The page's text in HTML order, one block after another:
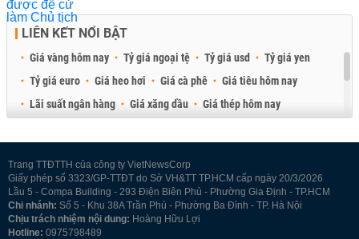
LIÊN KẾT NỔI BẬT
Giá vàng hôm nay Tỷ giá ngoại tệ Tỷ giá usd
Tỷ giá yen
Tỷ giá euro
Giá heo hơi Giá cà phê
Giá tiêu hôm nay
Lãi suất ngân hàng
Giá xăng dầu
Giá thép hôm nay
Trang TTĐTTH của công ty VietNewsCorp
Giấy phép số 3323/GP-TTĐT do Sở VH&TT TP.HCM cấp ngày 20/3/2026
Lầu 5 - Compa Building - 293 Điện Biên Phủ - Phường Gia Định - TP.HCM
Chi nhánh: Số 5 - Khu 38A Trần Phú - Phường Ba Đình - TP. Hà Nội
Chịu trách nhiệm nội dung: Hoàng Hữu Lợi
Hotline: 0975798489